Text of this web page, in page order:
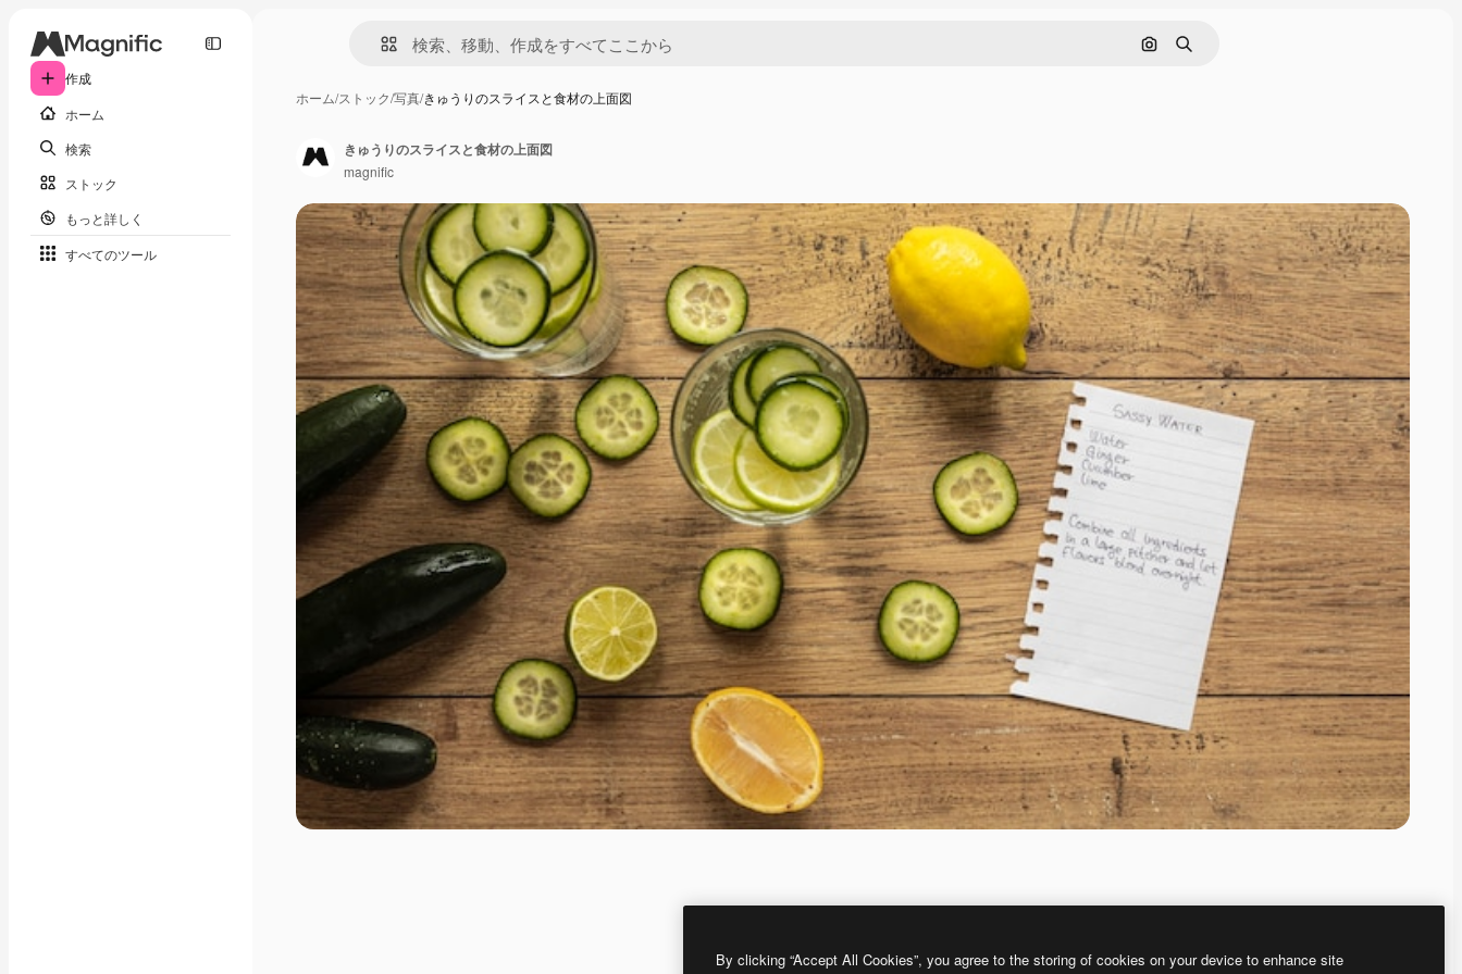
作成
ホーム
検索
ストック
もっと詳しく
すべてのツール
画像で検索
検索
ホーム/ストック/写真/きゅうりのスライスと食材の上面図
きゅうりのスライスと食材の上面図
magnific
By clicking “Accept All Cookies”, you agree to the storing of cookies on your device to enhance site